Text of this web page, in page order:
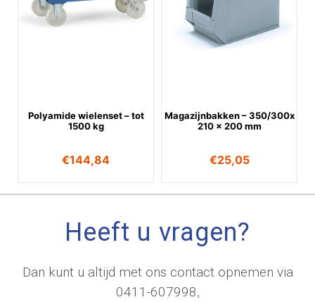
Polyamide wielenset – tot
1500 kg
€144,84
Magazijnbakken – 350/300x
210 x 200 mm
€25,05
Heeft u vragen?
Dan kunt u altijd met ons contact opnemen via
0411-607998,